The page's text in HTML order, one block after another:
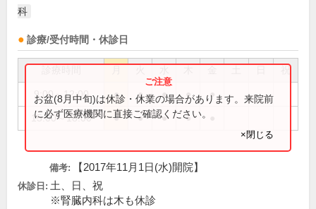
科
診療/受付時間・休診日
祝
9:00～12:00 ● ● ● ● ●
15:00～18:00 ● ● ● ●
お盆(8月中旬)は休診・休業の場合があります。来院前
に必ず医療機関に直接ご確認ください。
×閉じる
備考: 【2017年11月1日(水)開院】
休診日: 土、日、祝
※腎臓内科は木も休診